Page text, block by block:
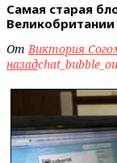
Самая старая
Великобритании
ОтВиктория
назад